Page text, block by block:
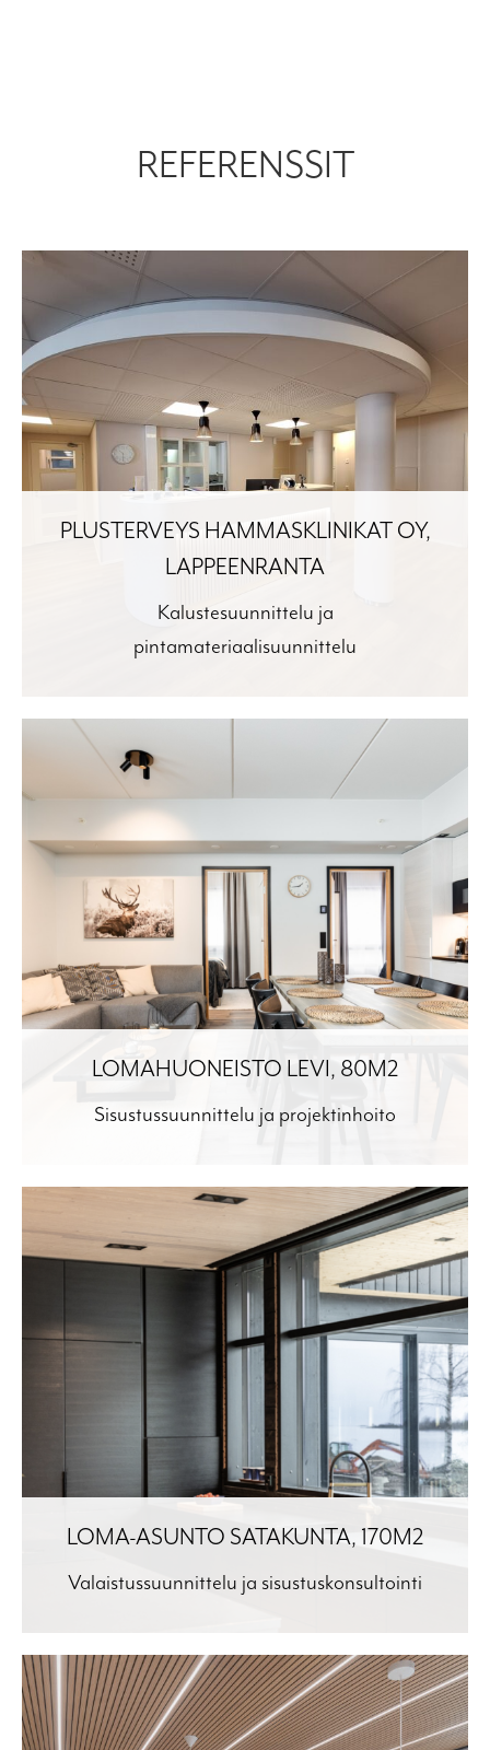
REFERENSSIT
PLUSTERVEYS HAMMASKLINIKAT OY,
LAPPEENRANTA
Kalustesuunnittelu ja
pintamateriaalisuunnittelu
LOMAHUONEISTO LEVI, 80M2
Sisustussuunnittelu ja projektinhoito
LOMA-ASUNTO SATAKUNTA, 170M2
Valaistussuunnittelu ja sisustuskonsultointi